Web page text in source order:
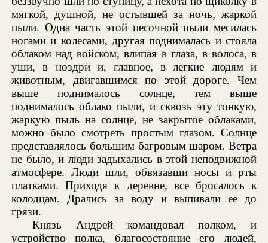
мягкой, душной, не остывшей за ночь, жаркой
пыли. Одна часть этой песочной пыли месилась
ногами и колесами, другая поднималась и стояла
облаком над войском, влипая в глаза, в волоса, в
уши, в ноздри и, главное, в легкие людям и
животным, двигавшимся по этой дороге. Чем
выше поднималось солнце, тем выше
поднималось облако пыли, и сквозь эту тонкую,
жаркую пыль на солнце, не закрытое облаками,
можно было смотреть простым глазом. Солнце
представлялось большим багровым шаром. Ветра
не было, и люди задыхались в этой неподвижной
атмосфере. Люди шли, обвязавши носы и рты
платками. Приходя к деревне, все бросалось к
колодцам. Дрались за воду и выпивали ее до
грязи.
Князь Андрей командовал полком, и
устройство полка, благосостояние его людей,